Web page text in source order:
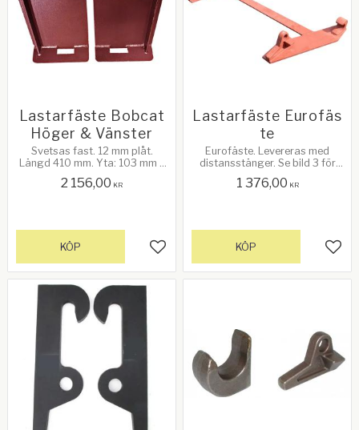
Lastarfäste Bobcat
Höger & Vänster
Svetsas fast. 12 mm plåt.
Längd 410 mm. Yta: 103 mm x
i lämplig färg
2 156,00 KR
Lägg till i favoriter
KÖP
Lastarfäste Eurofäs
te
Eurofäste. Levereras med
distansstänger. Se bild 3 för
1 376,00 KR
KÖP